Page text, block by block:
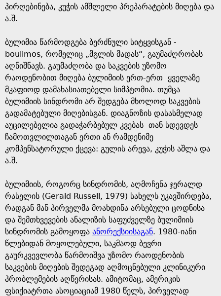
პირღებინება, კუჭის ამშლელი პრეპარატების მიღება და
ა.შ.
ბულიმია წარმოდგება ბერძნული სიტყვისგან -
boulimos, რომელიც „მგლის მადას“, გაუმაძღრობას
აღნიშნავს. გაუმაძღობა და საკვების უზომო
რაოდენობით მიღება ბულიმიის ერთ-ერთ ყველაზე
მკაფიოდ დამახასიათებელი სიმპტომია. თუმცა
ბულიმიის სინდრომი არ შედგება მხოლოდ საკვების
გადამატებული მიღებისგან. დიაგნოზის დასასმელად
აუცილებელია გადაჭარბებულ კვებას თან სდევდეს
ჩამოთვლილთაგან ერთი ან რამდენიმე
კომპენსატორული ქცევა: გულის არევა, კუჭის აშლა და
ა.შ.
ბულიმიის, როგორც სინდრომის, აღმოჩენა ჯერალდ
რასელის (Gerald Russell, 1979) სახელს უკავშირდება,
რადგან მან პირველმა მოახდინა არსებული ცოდნისა
და შემთხვევების ანალიზის საფუძველზე ბულიმიის
სინდრომის გამოყოფა ანორექსიისაგან. 1980-იანი
წლებიდან მოყოლებული, საკმაოდ ბევრი
გაურკვევლობა წარმოიშვა უზომო რაოდენობის
საკვების მიღების შედეგად აღმოცნებული კლინიკური
პრობლემების აღწერისას. ამიტომაც, ამერიკის
ფსიქიატრთა ასოციაციამ 1980 წელს, პირველად